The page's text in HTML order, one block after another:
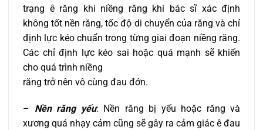
trạng ê răng khi niềng răng khi bác sĩ xác định
không tốt nền răng, tốc độ di chuyển của răng và chỉ
định lực kéo chuẩn trong từng giai đoạn niềng răng.
Các chỉ định lực kéo sai hoặc quá mạnh sẽ khiến
cho quá trình niềng
răng trở nên vô cùng đau đớn.
– Nền răng yếu: Nền răng bị yếu hoặc răng và
xương quá nhạy cảm cũng sẽ gây ra cảm giác ê đau